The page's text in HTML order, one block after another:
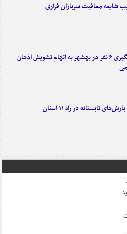
شایعه معافیت سربازان فراری
دستگیری ۶ نفر در بهشهر به اتهام تشویش اذهان
تابستانه در راه ۱۱ استان